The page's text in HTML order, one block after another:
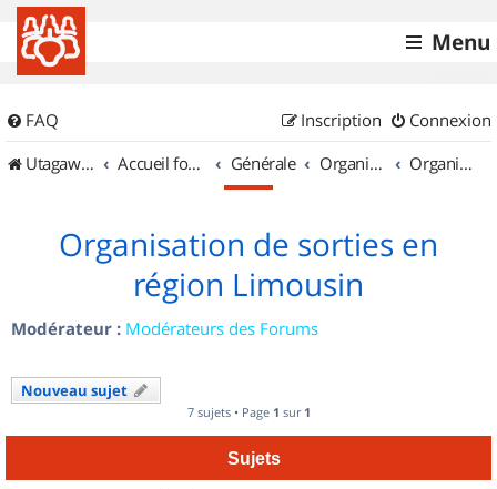
Menu
FAQ Connexion
Inscription
UtagawaVTT (Randos VTT et VTTAE avec traces GPS)
Accueil forum Générale Organisation de sorties & Recherche de partenaires Organisation de sorties en région Limousin
Organisation de sorties en
région Limousin
Modérateur : Modérateurs des Forums
Nouveau sujet
7 sujets • Page 1 sur 1
Sujets